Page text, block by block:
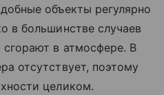
объекты регулярно
в большинстве случаев
в атмосфере. В
отсутствует, поэтому
целиком.